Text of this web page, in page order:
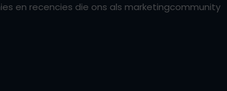
en recencies die ons als marketingcommunity